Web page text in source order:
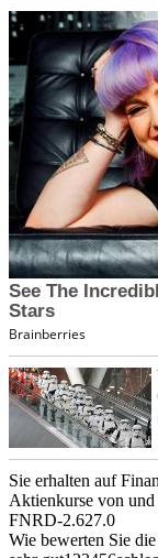
Sie erhalten auf
Aktienkurse von und
FNRD-2.627.0
Wie bewerten Sie